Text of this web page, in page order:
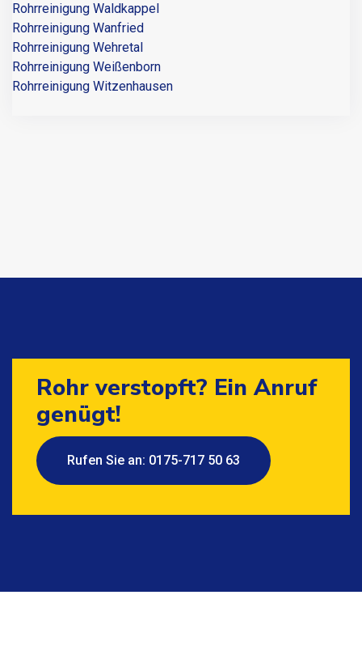
Rohrreinigung Waldkappel
Rohrreinigung Wanfried
Rohrreinigung Wehretal
Rohrreinigung Weißenborn
Rohrreinigung Witzenhausen
Rohr verstopft? Ein Anruf
genügt!
Rufen Sie an: 0175-717 50 63